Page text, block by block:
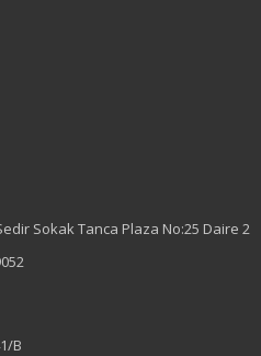
Sokak Tanca Plaza No:25 Daire 2
B